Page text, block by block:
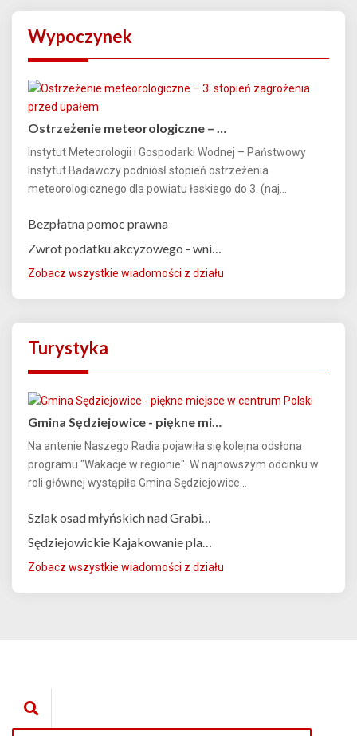
Wypoczynek
Ostrzeżenie meteorologiczne – …
Instytut Meteorologii i Gospodarki Wodnej – Państwowy
Instytut Badawczy podniósł stopień ostrzeżenia
meteorologicznego dla powiatu łaskiego do 3. (naj...
Bezpłatna pomoc prawna
Zwrot podatku akcyzowego - wni…
Zobacz wszystkie wiadomości z działu
Turystyka
Gmina Sędziejowice - piękne mi…
Na antenie Naszego Radia pojawiła się kolejna odsłona
programu "Wakacje w regionie". W najnowszym odcinku w
roli głównej wystąpiła Gmina Sędziejowice...
Szlak osad młyńskich nad Grabi…
Sędziejowickie Kajakowanie pla…
Zobacz wszystkie wiadomości z działu